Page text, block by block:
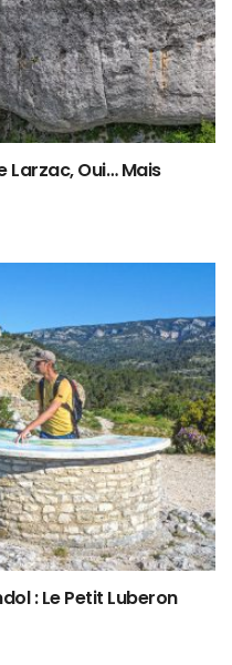
Larzac, Oui… Mais
: Le Petit Luberon